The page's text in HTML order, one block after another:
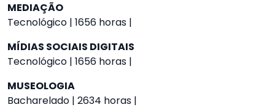
MEDIAÇÃO
Tecnológico | 1656 horas |
MÍDIAS SOCIAIS DIGITAIS
Tecnológico | 1656 horas |
MUSEOLOGIA
Bacharelado | 2634 horas |